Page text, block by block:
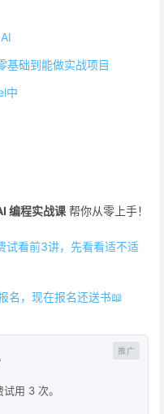
基础到能做实战项目
中
编程实战课 帮你从零上手！
试看前3讲，先看看适不适
名，现在报名还送书📖
用 3 次。